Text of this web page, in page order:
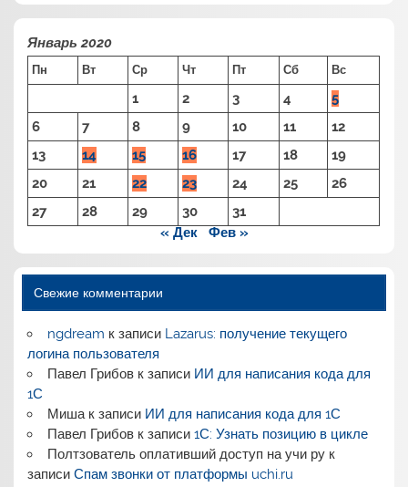
Январь 2020
Пн Вт Ср Чт Пт Сб Вс
1 2 3 4
5
6
7 8 9 10 11
12
13
14 15 16 17 18
19
20
21 22 23 24 25
26
27
28 29 30
31
« Дек
Фев »
Свежие комментарии
ngdream к записи Lazarus: получение текущего
логина пользователя
Павел Грибовк записи ИИ для написания кода для
1С
Мишак записи ИИ для написания кода для 1С
Павел Грибовк записи 1С: Узнать позицию в цикле
Полтзователь оплативший доступ на учи рук
записиСпам звонки от платформы uchi.ru